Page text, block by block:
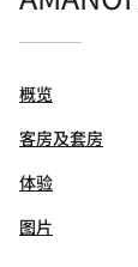
概览
客房及套房
体验
图片